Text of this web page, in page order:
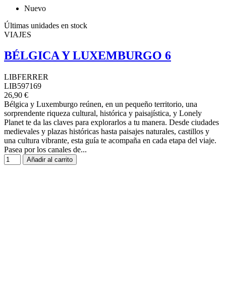
Nuevo
Últimas unidades en stock
VIAJES
BÉLGICA Y LUXEMBURGO 6
LIBFERRER
LIB597169
26,90 €
Bélgica y Luxemburgo reúnen, en un pequeño territorio, una
sorprendente riqueza cultural, histórica y paisajística, y Lonely
Planet te da las claves para explorarlos a tu manera. Desde ciudades
medievales y plazas históricas hasta paisajes naturales, castillos y
una cultura vibrante, esta guía te acompaña en cada etapa del viaje.
Pasea por los canales de...
Añadir al carrito